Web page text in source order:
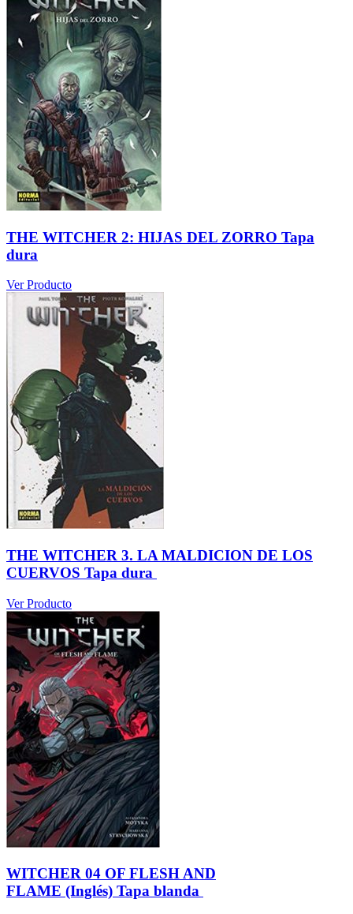
THE WITCHER 2: HIJAS DEL ZORRO Tapa
dura
Ver Producto
THE WITCHER 3. LA MALDICION DE LOS
CUERVOS Tapa dura
Ver Producto
WITCHER 04 OF FLESH AND
FLAME (Inglés) Tapa blanda